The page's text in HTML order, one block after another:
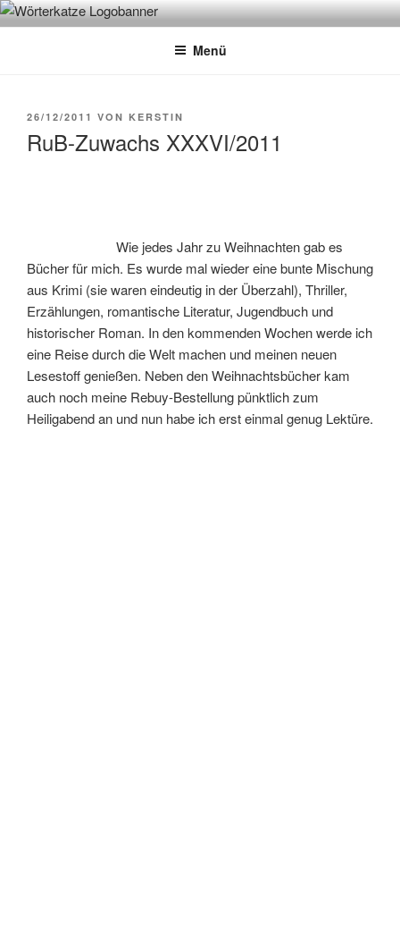
Zum
InhaltWÖRTERKATZE
Von Büchern erzählen
Menü
VERÖFFENTLICHT
26/12/2011 VON KERSTIN
RuB-Zuwachs XXXVI/2011
Wie jedes Jahr zu Weihnachten gab es
Bücher für mich. Es wurde mal wieder eine bunte Mischung
aus Krimi (sie waren eindeutig in der Überzahl), Thriller,
Erzählungen, romantische Literatur, Jugendbuch und
historischer Roman. In den kommenden Wochen werde ich
eine Reise durch die Welt machen und meinen neuen
Lesestoff genießen. Neben den Weihnachtsbücher kam
auch noch meine Rebuy-Bestellung pünktlich zum
Heiligabend an und nun habe ich erst einmal genug Lektüre.